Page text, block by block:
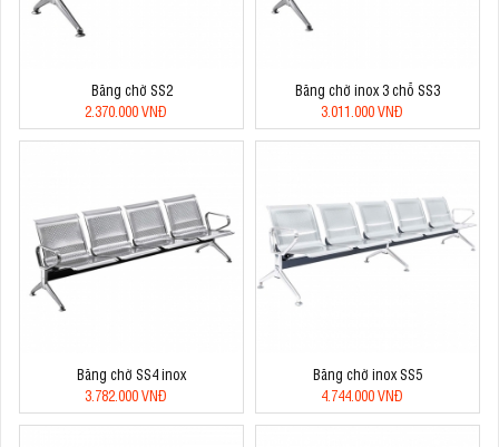
Băng chờ SS2
2.370.000 VNĐ
Băng chờ inox 3 chỗ SS3
3.011.000 VNĐ
Băng chờ SS4 inox
3.782.000 VNĐ
Băng chờ inox SS5
4.744.000 VNĐ